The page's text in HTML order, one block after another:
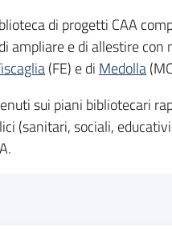
di progetti CAA
ampliare e di allestire
(FE) e di Medolla
sui piani bibliotecari
(sanitari, sociali,